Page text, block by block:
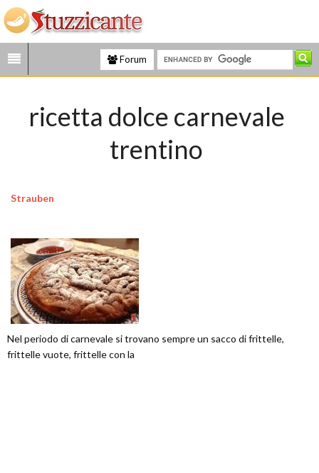
Forum
ricetta dolce carnevale
trentino
Strauben
Nel periodo di carnevale si trovano sempre un sacco di frittelle,
frittelle vuote, frittelle con la